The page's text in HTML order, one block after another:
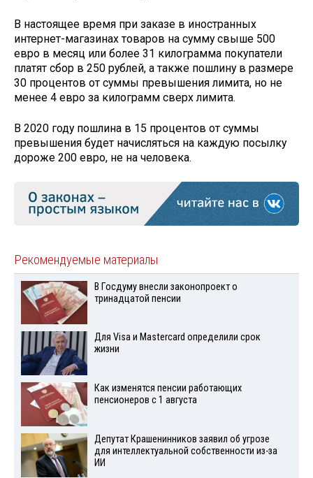
В настоящее время при заказе в иностранных
интернет-магазинах товаров на сумму свыше 500
евро в месяц или более 31 килограмма покупатели
платят сбор в 250 рублей, а также пошлину в размере
30 процентов от суммы превышения лимита, но не
менее 4 евро за килограмм сверх лимита.
В 2020 году пошлина в 15 процентов от суммы
превышения будет начисляться на каждую посылку
дороже 200 евро, не на человека.
Рекомендуемые материалы
В Госдуму внесли законопроект о
тринадцатой пенсии
Для Visа и Mastercard определили срок
жизни
Как изменятся пенсии работающих
пенсионеров с 1 августа
Депутат Крашенинников заявил об угрозе
для интеллектуальной собственности из-за
ИИ